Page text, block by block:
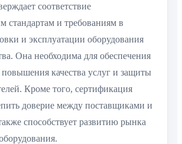
соответствие
стандартам и требованиям в
и эксплуатации оборудования
Она необходима для обеспечения
повышения качества услуг и защиты
Кроме того, сертификация
доверие между поставщиками и
способствует развитию рынка